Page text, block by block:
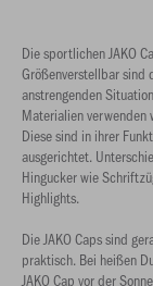
Die sportlichen JAKO
Größenverstellbar sind
anstrengenden
Materialien verwenden
Diese sind in ihrer
ausgerichtet.
Hingucker wie
Highlights.
Die JAKO Caps sind
praktisch. Bei heißen
JAKO Cap vor der